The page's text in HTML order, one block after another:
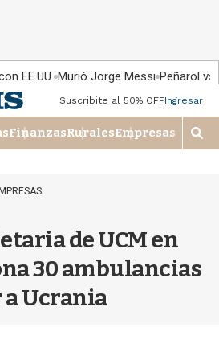
EE.UU. Murió Jorge Messi Peñarol
Suscribite al 50% OFFIngresar
FinanzasRuralesEmpresas
M
o
�
de UCM en
30 ambulancias
a Ucrania